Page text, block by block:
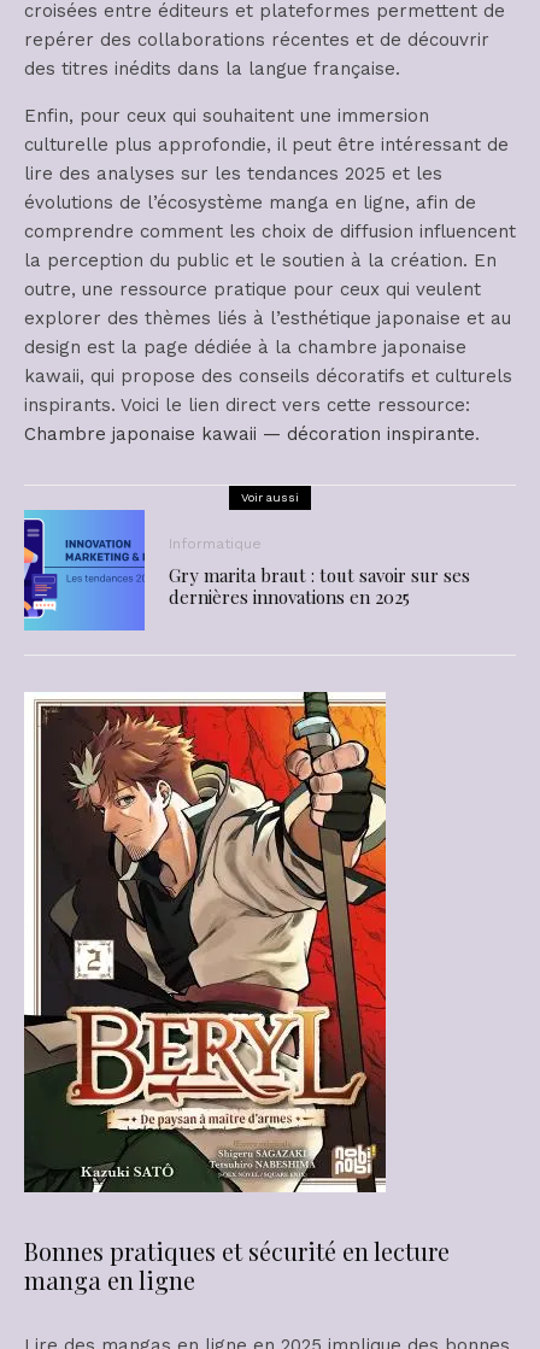
croisées entre éditeurs et plateformes permettent de
repérer des collaborations récentes et de découvrir
des titres inédits dans la langue française.
Enfin, pour ceux qui souhaitent une immersion
culturelle plus approfondie, il peut être intéressant de
lire des analyses sur les tendances 2025 et les
évolutions de l’écosystème manga en ligne, afin de
comprendre comment les choix de diffusion influencent
la perception du public et le soutien à la création. En
outre, une ressource pratique pour ceux qui veulent
explorer des thèmes liés à l’esthétique japonaise et au
design est la page dédiée à la chambre japonaise
kawaii, qui propose des conseils décoratifs et culturels
inspirants. Voici le lien direct vers cette ressource:
Chambre japonaise kawaii — décoration inspirante.
Voir aussi
Informatique
Gry marita braut : tout savoir sur ses
dernières innovations en 2025
Bonnes pratiques et sécurité en lecture
manga en ligne